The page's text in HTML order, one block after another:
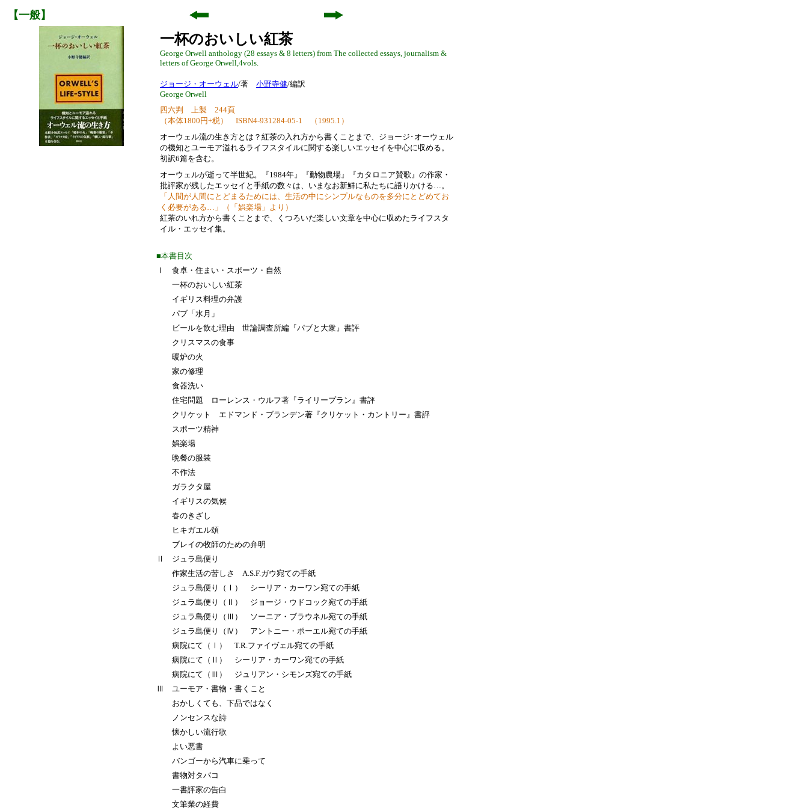
【一般】
一杯のおいしい紅茶
George Orwell anthology (28 essays & 8 letters) from The collected essays, journalism &
letters of George Orwell,4vols.
ジョージ・オーウェル/著 小野寺健/編訳
George Orwell
四六判 上製 244頁
（本体1800円+税） ISBN4-931284-05-1 （1995.1）
オーウェル流の生き方とは？紅茶の入れ方から書くことまで、ジョージ･オーウェル
の機知とユーモア溢れるライフスタイルに関する楽しいエッセイを中心に収める。
初訳6篇を含む。
オーウェルが逝って半世紀。『1984年』『動物農場』『カタロニア賛歌』の作家・
批評家が残したエッセイと手紙の数々は、いまなお新鮮に私たちに語りかける…。
「人間が人間にとどまるためには、生活の中にシンプルなものを多分にとどめてお
く必要がある…」（「娯楽場」より）
紅茶のいれ方から書くことまで、くつろいだ楽しい文章を中心に収めたライフスタ
イル・エッセイ集。
■本書目次
Ⅰ 食卓・住まい・スポーツ・自然
一杯のおいしい紅茶
イギリス料理の弁護
パブ「水月」
ビールを飲む理由 世論調査所編『パブと大衆』書評
クリスマスの食事
暖炉の火
家の修理
食器洗い
住宅問題 ローレンス・ウルフ著『ライリープラン』書評
クリケット エドマンド・ブランデン著『クリケット・カントリー』書評
スポーツ精神
娯楽場
晩餐の服装
不作法
ガラクタ屋
イギリスの気候
春のきざし
ヒキガエル頌
ブレイの牧師のための弁明
Ⅱ ジュラ島便り
作家生活の苦しさ A.S.F.ガウ宛ての手紙
ジュラ島便り（Ⅰ） シーリア・カーワン宛ての手紙
ジュラ島便り（Ⅱ） ジョージ・ウドコック宛ての手紙
ジュラ島便り（Ⅲ） ソーニア・ブラウネル宛ての手紙
ジュラ島便り（Ⅳ） アントニー・ポーエル宛ての手紙
病院にて（Ⅰ） T.R.ファイヴェル宛ての手紙
病院にて（Ⅱ） シーリア・カーワン宛ての手紙
病院にて（Ⅲ） ジュリアン・シモンズ宛ての手紙
Ⅲ ユーモア・書物・書くこと
おかしくても、下品ではなく
ノンセンスな詩
懐かしい流行歌
よい悪書
バンゴーから汽車に乗って
書物対タバコ
一書評家の告白
文筆業の経費